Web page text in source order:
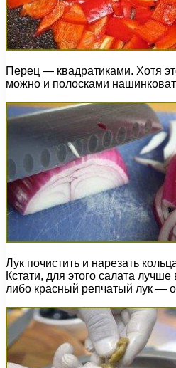
Перец — квадратиками. Хотя
можно и полосками
Лук почистить и нарезать
Кстати, для этого салата
либо красный репчатый лук —